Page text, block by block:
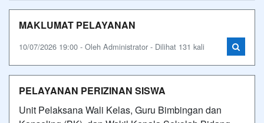
MAKLUMAT PELAYANAN
10/07/2026 19:00 - Oleh Administrator - Dilihat 131 kali
PELAYANAN PERIZINAN SISWA
Unit Pelaksana Wali Kelas, Guru Bimbingan dan